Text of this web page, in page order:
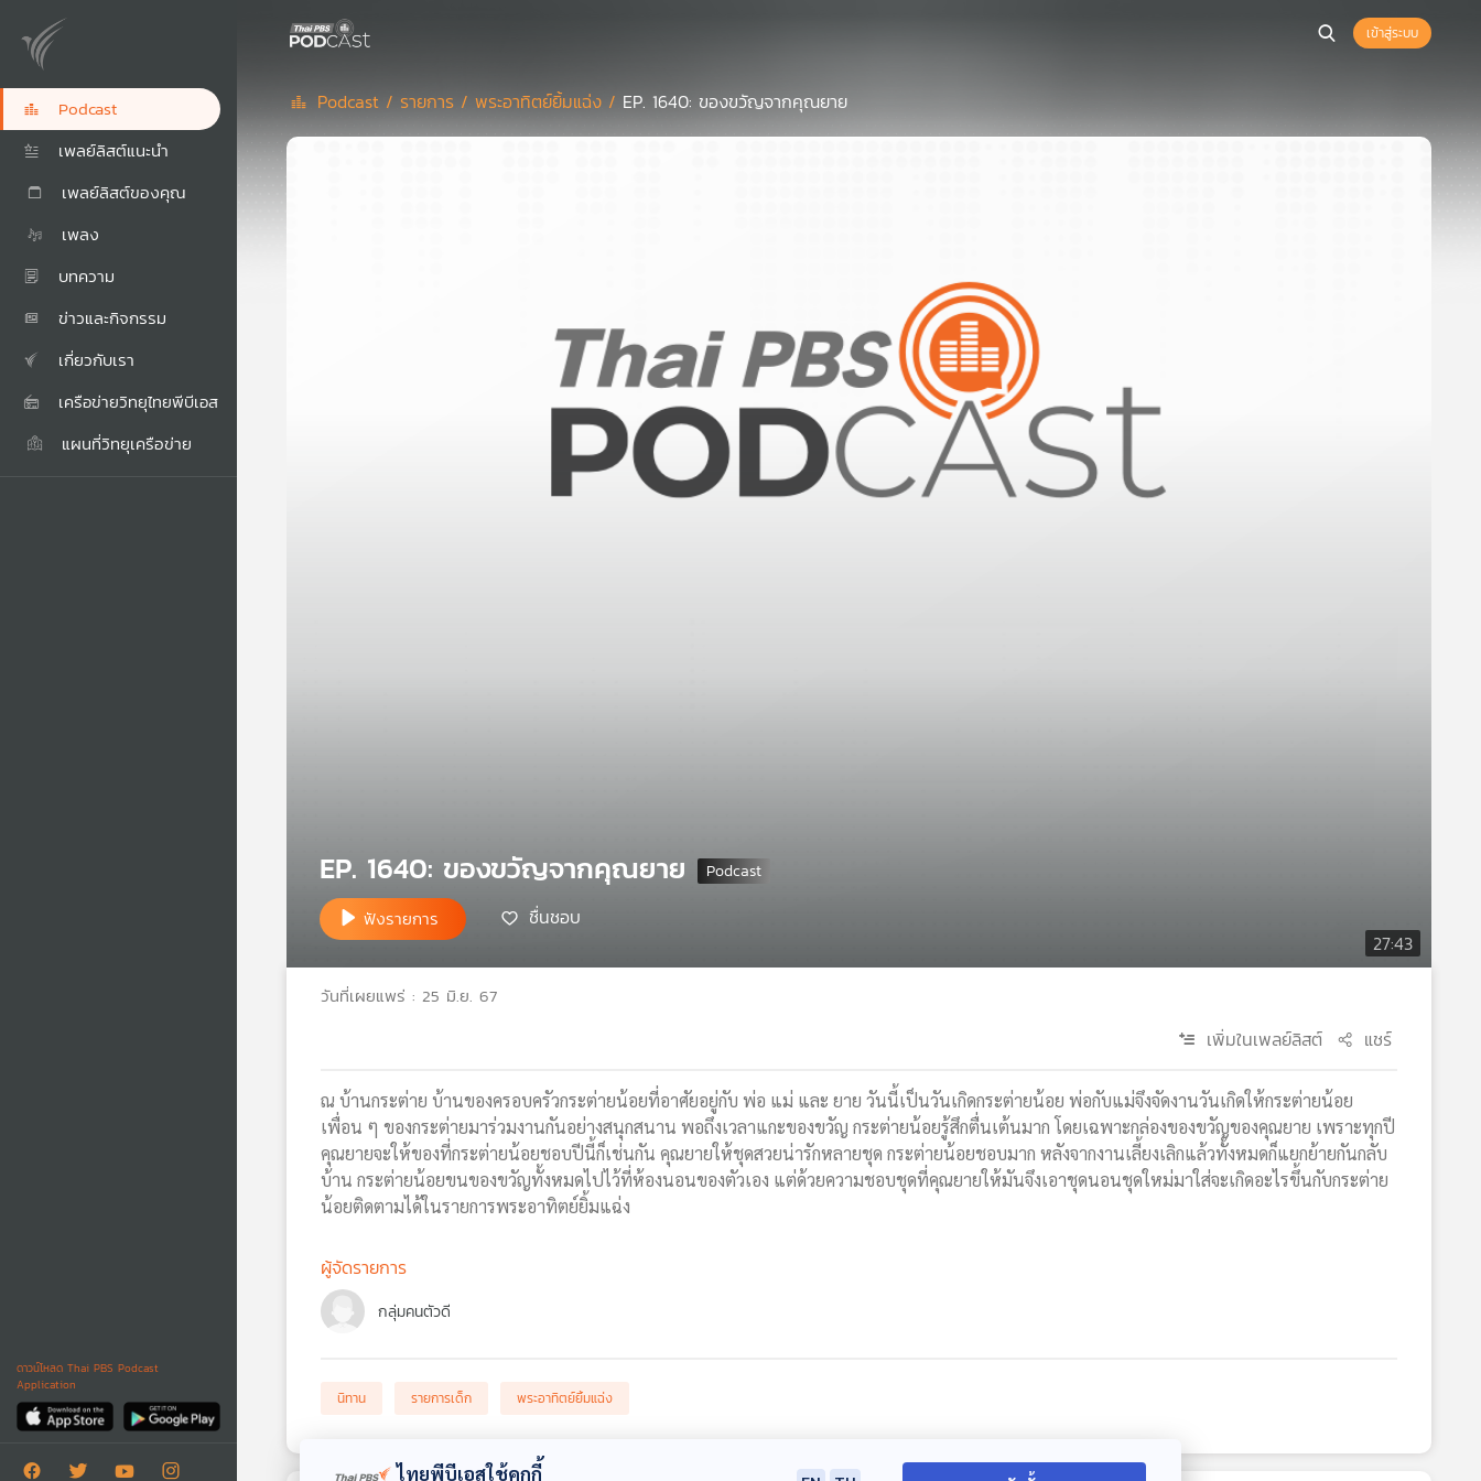
Podcast
เพลย์ลิสต์แนะนำ
เพลย์ลิสต์ของคุณ
เพลง
บทความ
ข่าวและกิจกรรม
เกี่ยวกับเรา
เครือข่ายวิทยุไทยพีบีเอส
แผนที่วิทยุเครือข่าย
ดาวน์โหลด Thai PBS Podcast
Application
เข้าสู่ระบบ
Podcast / รายการ /พระอาทิตย์ยิ้มแฉ่ง / EP. 1640: ของขวัญจากคุณยาย
27:43
EP. 1640: ของขวัญจากคุณยาย
ฟังรายการ ชื่นชอบ
วันที่เผยแพร่ : 25 มิ.ย. 67
เพิ่มในเพลย์ลิสต์ แชร์
ณ บ้านกระต่าย บ้านของครอบครัวกระต่ายน้อยที่อาศัยอยู่กับ พ่อ แม่ และ ยาย วันนี้เป็นวันเกิดกระต่ายน้อย พ่อกับแม่จึงจัดงานวันเกิดให้กระต่ายน้อย
เพื่อน ๆ ของกระต่ายมาร่วมงานกันอย่างสนุกสนาน พอถึงเวลาแกะของขวัญ กระต่ายน้อยรู้สึกตื่นเต้นมาก โดยเฉพาะกล่องของขวัญของคุณยาย เพราะทุกปี
คุณยายจะให้ของที่กระต่ายน้อยชอบปีนี้ก็เช่นกัน คุณยายให้ชุดสวยน่ารักหลายชุด กระต่ายน้อยชอบมาก หลังจากงานเลี้ยงเลิกแล้วทั้งหมดก็แยกย้ายกันกลับ
บ้าน กระต่ายน้อยขนของขวัญทั้งหมดไปไว้ที่ห้องนอนของตัวเอง แต่ด้วยความชอบชุดที่คุณยายให้มันจึงเอาชุดนอนชุดใหม่มาใส่จะเกิดอะไรขึ้นกับกระต่าย
น้อยติดตามได้ในรายการพระอาทิตย์ยิ้มแฉ่ง
ผู้จัดรายการ
กลุ่มคนตัวดี
นิทาน รายการเด็ก พระอาทิตย์ยิ้มแฉ่ง
ไทยพีบีเอสใช้คุกกี้